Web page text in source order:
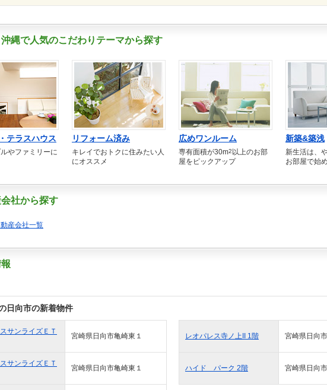
縄で人気のこだわりテーマから探す
テラスハウス
やファミリーに
リフォーム済み
キレイでおトクに住みたい人
にオススメ
広めワンルーム
専有面積が30m2 以上のお部
屋をピックアップ
新築&築浅
新生活は、
お部屋で始
社から探す
産会社一覧
日向市の新着物件
サンライズＥＴ
宮崎県日向市亀崎東１
サンライズＥＴ
宮崎県日向市亀崎東１
レオパレス寺ノ上II 1階 宮崎県日向
ハイド パーク 2階 宮崎県日向